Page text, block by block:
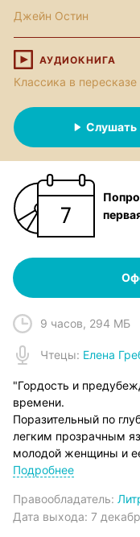
Джейн Остин
АУДИОКНИГА
Классика в пересказе
Слушать
9 часов, 294 МБ
Чтецы: Елена
"Гордость и
времени.
Поразительный по
легким прозрачным
молодой женщины и
неуверенности,
женщин всего мира.
гостиных,
Подробнее
Правообладатель:
Дата выхода: 7